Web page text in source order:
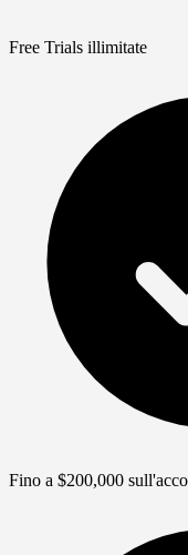
Free Trials illimitate
Fino a $200,000